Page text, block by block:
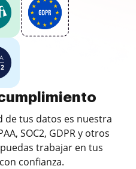
de tus datos es nuestra
SOC2, GDPR y otros
trabajar en tus
confianza.